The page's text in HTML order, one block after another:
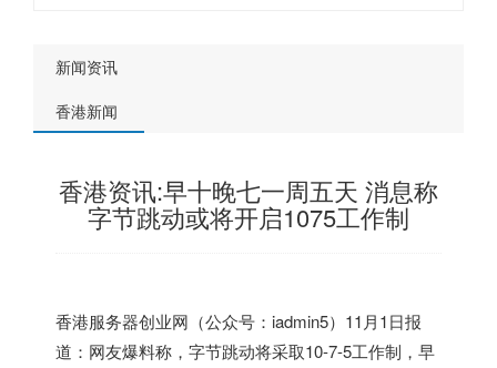
新闻资讯
香港新闻
香港资讯:早十晚七一周五天 消息称
字节跳动或将开启1075工作制
香港服务器创业网（公众号：iadmin5）11月1日报
道：网友爆料称，字节跳动将采取10-7-5工作制，早